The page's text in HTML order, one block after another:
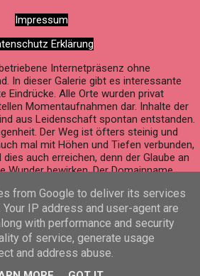
Impressum
Erklärung
Internetpräsenz ohne
In dieser Galerie gibt es interessante
Eindrücke. Alle Orte wurden privat
Momentaufnahmen dar. Inhalte der
aus Leidenschaft spontan entstanden.
Der Weg ist öfters steinig und
mal mit Höhen und Tiefen verbunden,
auch erreichen, denn der Glaube an
bewirken. Der Domainname
name 798.at results from a number play
of birth.
Powered by Blogger
from Google to deliver its services
IP address and user-agent are
with performance and security
of service, generate usage
and address abuse.